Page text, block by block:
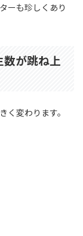
ーも珍しくあり
が跳ね上
く変わります。